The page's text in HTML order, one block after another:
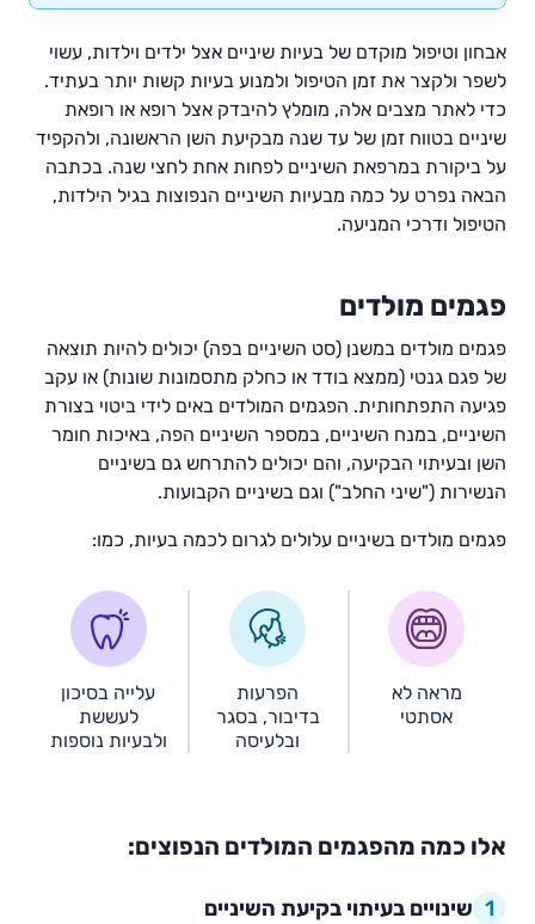
אבחון וטיפול מוקדם של בעיות שיניים אצל ילדים וילדות, עשוי
לשפר ולקצר את זמן הטיפול ולמנוע בעיות קשות יותר בעתיד.
כדי לאתר מצבים אלה, מומלץ להיבדק אצל רופא או רופאת
שיניים בטווח זמן של עד שנה מבקיעת השן הראשונה, ולהקפיד
על ביקורת במרפאת השיניים לפחות אחת לחצי שנה. בכתבה
הבאה נפרט על כמה מבעיות השיניים הנפוצות בגיל הילדות,
הטיפול ודרכי המניעה.
פגמים מולדים
פגמים מולדים במשנן (סט השיניים בפה) יכולים להיות תוצאה
של פגם גנטי (ממצא בודד או כחלק מתסמונות שונות) או עקב
פגיעה התפתחותית. הפגמים המולדים באים לידי ביטוי בצורת
השיניים, במנח השיניים, במספר השיניים הפה, באיכות חומר
השן ובעיתוי הבקיעה, והם יכולים להתרחש גם בשיניים
הנשירות ("שיני החלב") וגם בשיניים הקבועות.
פגמים מולדים בשיניים עלולים לגרום לכמה בעיות, כמו:
מראה לא
אסתטי
הפרעות
בדיבור, בסגר
ובלעיסה
עלייה בסיכון
לעששת
ולבעיות נוספות
אלו כמה מהפגמים המולדים הנפוצים:
1 שינויים בעיתוי בקיעת השיניים